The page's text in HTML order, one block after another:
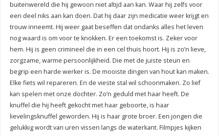
buitenwereld die hij gewoon niet altijd aan kan. Waar hij zelfs voor
een deel niks aan kan doen. Dat hij daar zijn medicatie weer krijgt en
trouw inneemt. Hij weer gaat beseffen dat ondanks alles het leven
nog waard is om voor te knokken. Er een toekomst is. Zeker voor
hem. Hij is geen crimineel die in een cel thuis hoort. Hij is zo’n lieve,
zorgzame, warme persoonlijkheid. Die met de juiste steun en
begrip een harde werker is. De mooiste dingen van hout kan maken.
Elke fiets wil repareren. En de vieste stal wil schoonmaken. Zo lief
kan spelen met onze dochter. Zo’n geduld met haar heeft. De
knuffel die hij heeft gekocht met haar geboorte, is haar
lievelingsknuffel geworden. Hij is haar grote broer. Een jongen die
gelukkig wordt van uren vissen langs de waterkant. Filmpjes kijken